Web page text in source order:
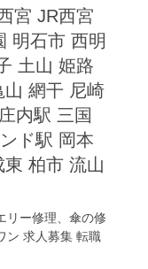
宮 JR西宮
明石市 西明
土山 姫路
網干 尼崎
内駅 三国
ド駅 岡本
柏市 流山
リー修理、傘の修
ン 求人募集 転職